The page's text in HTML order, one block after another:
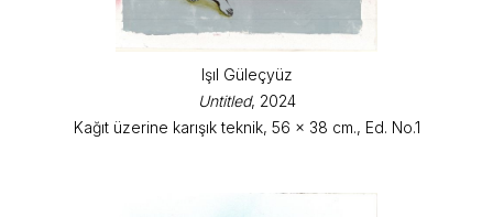
Işıl Güleçyüz
Untitled, 2024
Kağıt üzerine karışık teknik, 56 x 38 cm., Ed. No.1